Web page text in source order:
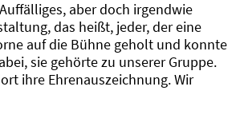
aber doch irgendwie
das heißt, jeder, der eine
auf die Bühne geholt und konnte
sie gehörte zu unserer Gruppe.
ihre Ehrenauszeichnung. Wir